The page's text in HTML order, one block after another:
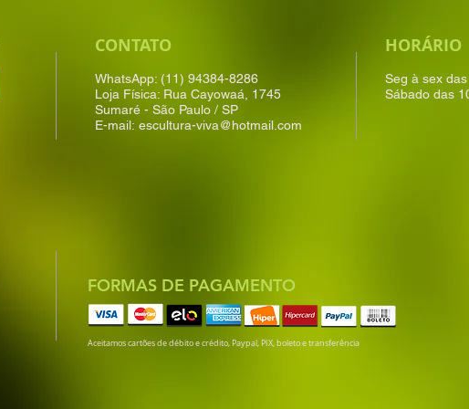
CONTATO
WhatsApp: (11) 94384-8286
Loja Física: Rua Cayowaá, 1745
Sumaré - São Paulo / SP
E-mail: escultura-viva@hotmail.com
HORÁRIO
Seg à sex
Sábado das
FORMAS DE PAGAMENTO
Aceitamos cartões de débito e crédito, Paypal, PIX, boleto e transferência